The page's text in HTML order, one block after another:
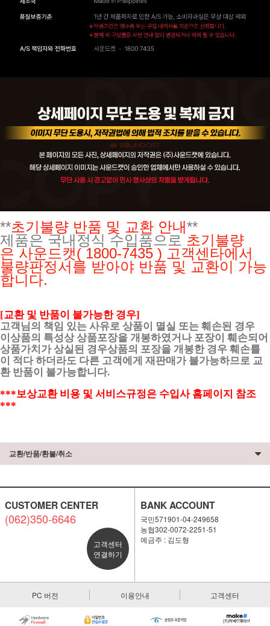
**초기불량 반품 및 교환 안내**
제품은 국내정식 수입품으로 초기불량
은사운드캣( 1800-7435 ) 고객센타에서
불량판정서를 받아야 반품 및 교환이 가능
합니다.
[교환 및 반품이 불가능한 경우]
고객님의 책임 있는 사유로 상품이 멸실 또는 훼손된 경우
이상품의 특성상 상품포장을 개봉하였거나 포장이 훼손되어
상품가치가 상실된 경우상품의 포장을 개봉한 경우 훼손률
이 적다 하더라도 다른 고객에게 재판매가 불가능하므로 교
환 반품이 불가능합니다.
***보상교환 비용 및 서비스규정은 수입사 홈페이지 참조
***
교환/반품/환불/취소
CUSTOMER CENTER
(062)350-6646
고객센터
연결하기
BANK ACCOUNT
국민571901-04-249658
농협302-0072-2251-51
예금주 : 김도형
PC 버전 이용안내 고객센터